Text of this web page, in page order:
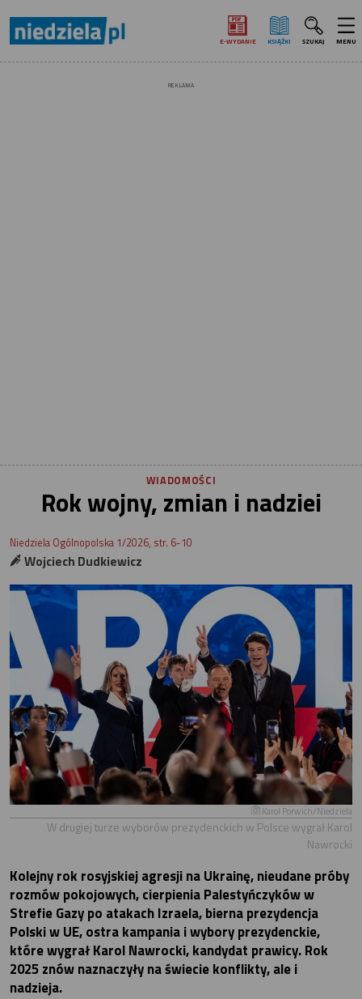
E‑WYDANIE KSIĄŻKI SZUKAJ MENU
REKLAMA
WIADOMOŚCI
Rok wojny, zmian i nadziei
Niedziela Ogólnopolska 1/2026, str. 6-10
Wojciech Dudkiewicz
Karol Porwich/Niedziela
W drugiej turze wyborów prezydenckich w Polsce wygrał Karol
Nawrocki
Kolejny rok rosyjskiej agresji na Ukrainę, nieudane próby
rozmów pokojowych, cierpienia Palestyńczyków w
Strefie Gazy po atakach Izraela, bierna prezydencja
Polski w UE, ostra kampania i wybory prezydenckie,
które wygrał Karol Nawrocki, kandydat prawicy. Rok
2025 znów naznaczyły na świecie konflikty, ale i
nadzieja.